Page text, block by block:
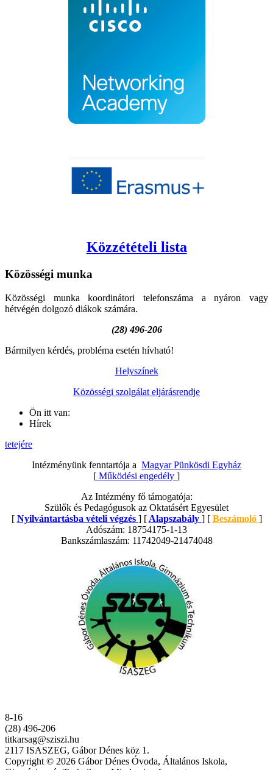
Közzétételi lista
Közösségi munka
Közösségi munka koordinátori telefonszáma a nyáron vagy
hétvégén dolgozó diákok számára.
(28) 496-206
Bármilyen kérdés, probléma esetén hívható!
Helyszínek
Közösségi szolgálat eljárásrendje
Ön itt van:
Hírek
tetejére
Intézményünk fenntartója a Magyar Pünkösdi Egyház
[ Működési engedély ]
Az Intézmény fő támogatója:
Szülők és Pedagógusok az Oktatásért Egyesület
[ Nyilvántartásba vételi végzés ] [ Alapszabály ] [ Beszámoló ]
Adószám: 18754175-1-13
Bankszámlaszám: 11742049-21474048
8-16
(28) 496-206
titkarsag@sziszi.hu
2117 ISASZEG, Gábor Dénes köz 1.
Copyright © 2026 Gábor Dénes Óvoda, Általános Iskola,